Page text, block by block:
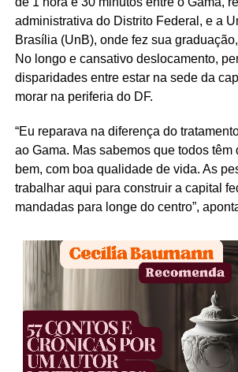
administrativa do Distrito Federal, e a
Brasília (UnB), onde fez sua
No longo e cansativo deslocamento,
disparidades entre estar na sede da
morar na periferia do DF.
“Eu reparava na diferença do
ao Gama. Mas sabemos que todos têm
bem, com boa qualidade de vida. As
trabalhar aqui para construir a capital
mandadas para longe do centro”,